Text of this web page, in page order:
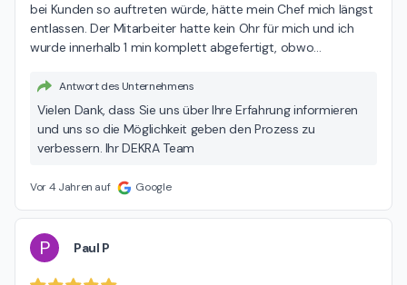
bei Kunden so auftreten würde, hätte mein Chef mich längst
entlassen. Der Mitarbeiter hatte kein Ohr für mich und ich
wurde innerhalb 1 min komplett abgefertigt, obwo…
Antwort des Unternehmens
Vielen Dank, dass Sie uns über Ihre Erfahrung informieren
und uns so die Möglichkeit geben den Prozess zu
verbessern. Ihr DEKRA Team
Vor 4 Jahren auf Google
P Paul P